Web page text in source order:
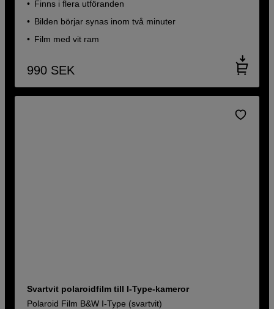
Finns i flera utföranden
Bilden börjar synas inom två minuter
Film med vit ram
990 SEK
Svartvit polaroidfilm till I-Type-kameror
Polaroid Film B&W I-Type (svartvit)